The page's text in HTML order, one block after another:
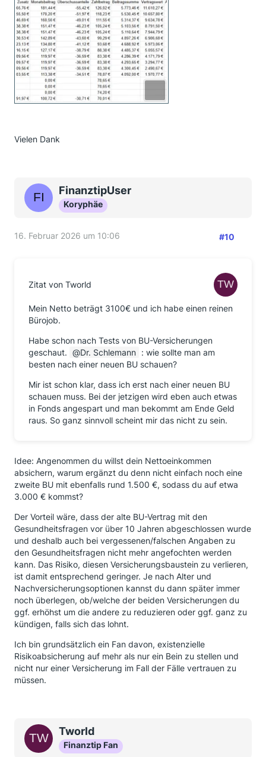
Vielen Dank
FinanztipUser
Koryphäe
16. Februar 2026 um 10:06 #10
Zitat von Tworld
Mein Netto beträgt 3100€ und ich habe einen reinen
Bürojob.
Habe schon nach Tests von BU-Versicherungen
geschaut.
Dr. Schlemann : wie sollte man am
besten nach einer neuen BU schauen?
Mir ist schon klar, dass ich erst nach einer neuen BU
schauen muss. Bei der jetzigen wird eben auch etwas
in Fonds angespart und man bekommt am Ende Geld
raus. So ganz sinnvoll scheint mir das nicht zu sein.
Idee: Angenommen du willst dein Nettoeinkommen
absichern, warum ergänzt du denn nicht einfach noch eine
zweite BU mit ebenfalls rund 1.500 €, sodass du auf etwa
3.000 € kommst?
Der Vorteil wäre, dass der alte BU-Vertrag mit den
Gesundheitsfragen vor über 10 Jahren abgeschlossen wurde
und deshalb auch bei vergessenen/falschen Angaben zu
den Gesundheitsfragen nicht mehr angefochten werden
kann. Das Risiko, diesen Versicherungsbaustein zu verlieren,
ist damit entsprechend geringer. Je nach Alter und
Nachversicherungsoptionen kannst du dann später immer
noch überlegen, ob/welche der beiden Versicherungen du
ggf. erhöhst um die andere zu reduzieren oder ggf. ganz zu
kündigen, falls sich das lohnt.
Ich bin grundsätzlich ein Fan davon, existenzielle
Risikoabsicherung auf mehr als nur ein Bein zu stellen und
nicht nur einer Versicherung im Fall der Fälle vertrauen zu
müssen.
Tworld
Finanztip Fan